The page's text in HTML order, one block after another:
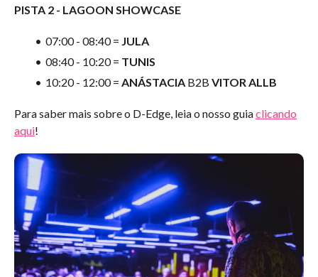
PISTA 2 - LAGOON SHOWCASE
07:00 - 08:40 = JULA
08:40 - 10:20 = TUNIS
10:20 - 12:00 = ANÁSTACIA B2B VITOR ALLB
Para saber mais sobre o D-Edge, leia o nosso guiaclicando
aqui!